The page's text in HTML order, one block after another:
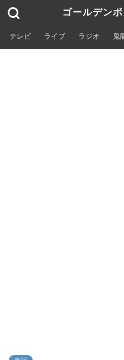
ゴールデン
テレビ ライブ ラジオ 鬼